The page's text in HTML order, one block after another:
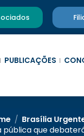
PUBLICAÇÕES
/ Brasília
pública que